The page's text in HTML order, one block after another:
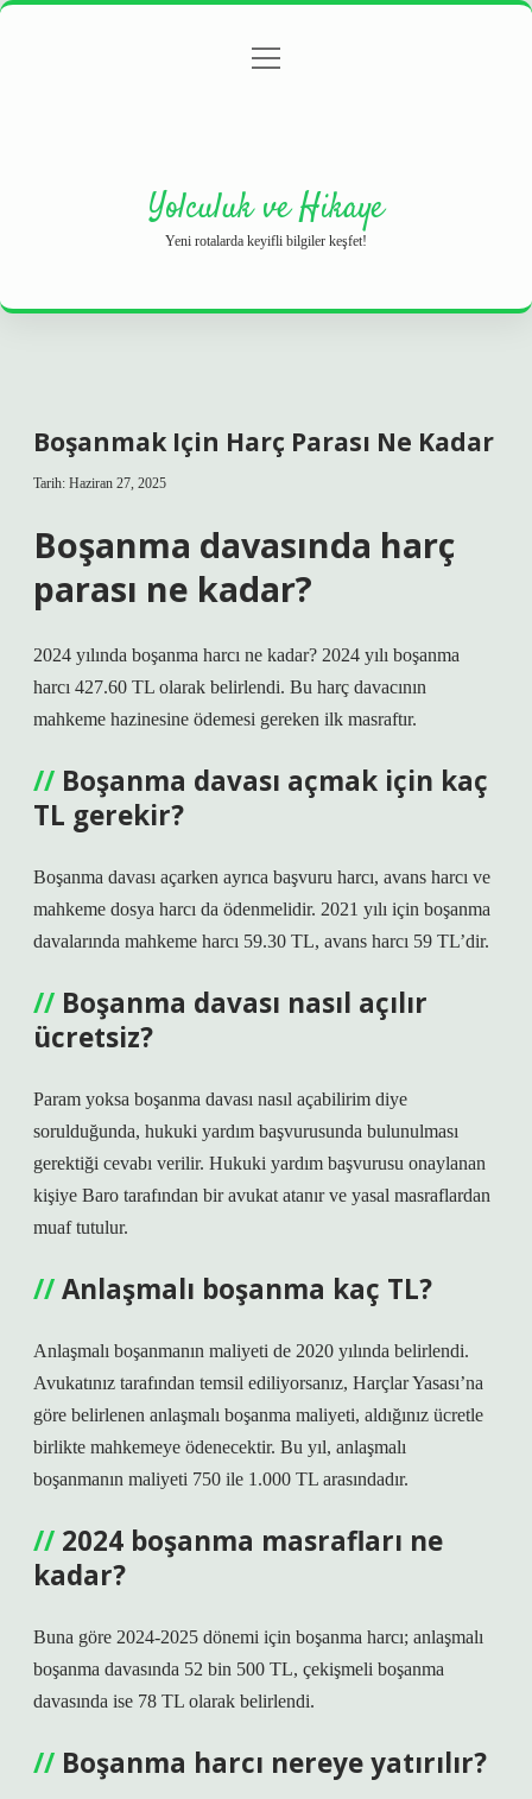
Gizlilik Politikası
menüyü
Yolculuk ve Hikaye
Yeni rotalarda keyifli bilgiler keşfet!
Boşanmak Için Harç Parası Ne Kadar
Tarih: Haziran 27, 2025
Boşanma davasında harç
parası ne kadar?
2024 yılında boşanma harcı ne kadar? 2024 yılı boşanma
harcı 427.60 TL olarak belirlendi. Bu harç davacının
mahkeme hazinesine ödemesi gereken ilk masraftır.
Boşanma davası açmak için kaç
TL gerekir?
Boşanma davası açarken ayrıca başvuru harcı, avans harcı ve
mahkeme dosya harcı da ödenmelidir. 2021 yılı için boşanma
davalarında mahkeme harcı 59.30 TL, avans harcı 59 TL’dir.
Boşanma davası nasıl açılır
ücretsiz?
Param yoksa boşanma davası nasıl açabilirim diye
sorulduğunda, hukuki yardım başvurusunda bulunulması
gerektiği cevabı verilir. Hukuki yardım başvurusu onaylanan
kişiye Baro tarafından bir avukat atanır ve yasal masraflardan
muaf tutulur.
Anlaşmalı boşanma kaç TL?
Anlaşmalı boşanmanın maliyeti de 2020 yılında belirlendi.
Avukatınız tarafından temsil ediliyorsanız, Harçlar Yasası’na
göre belirlenen anlaşmalı boşanma maliyeti, aldığınız ücretle
birlikte mahkemeye ödenecektir. Bu yıl, anlaşmalı
boşanmanın maliyeti 750 ile 1.000 TL arasındadır.
2024 boşanma masrafları ne
kadar?
Buna göre 2024-2025 dönemi için boşanma harcı; anlaşmalı
boşanma davasında 52 bin 500 TL, çekişmeli boşanma
davasında ise 78 TL olarak belirlendi.
Boşanma harcı nereye yatırılır?